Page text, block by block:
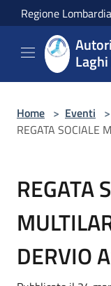
Salta al contenuto
Regione Lombardia
Home > Eventi >
REGATA SOCIALE
REGATA
DERVIO